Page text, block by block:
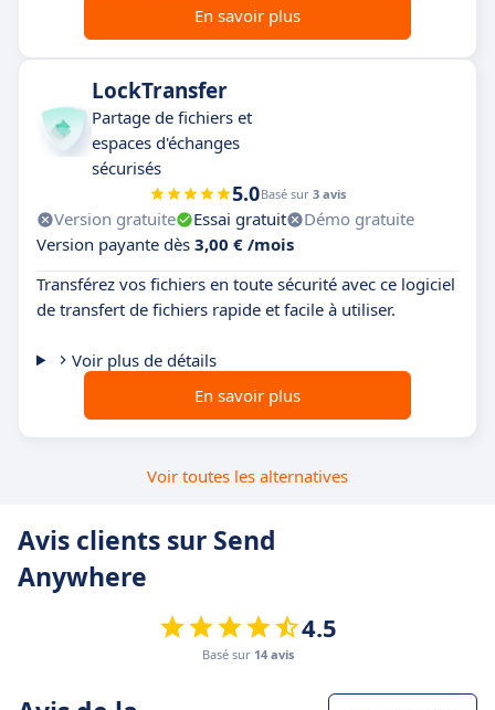
En savoir plus
LockTransfer
Partage de fichiers et
espaces d'échanges
sécurisés
5.0Basé sur 3 avis
Version gratuite Essai gratuit
Démo gratuite
Version payante dès 3,00 € /mois
Transférez vos fichiers en toute sécurité avec ce logiciel
de transfert de fichiers rapide et facile à utiliser.
Voir plus de détails
En savoir plus
Voir toutes les alternatives
Avis clients sur Send
Anywhere
4.5
Basé sur 14 avis